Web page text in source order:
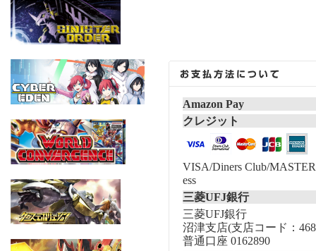
Amazon Pay
クレジット
VISA/Diners Club/
ess
三菱UFJ銀行
三菱UFJ銀行
沼津支店(支店コード：
普通口座 0162890